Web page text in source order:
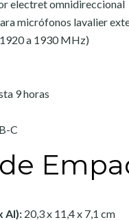
electret omnidireccional
micrófonos lavalier
a 1930 MHz)
9 horas
C
Al): 20,3 x 11,4 x 7,1 cm